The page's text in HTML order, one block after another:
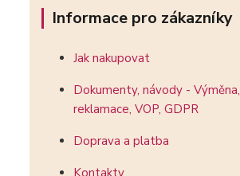
Informace pro zákazníky
Jak nakupovat
Dokumenty, návody - Výměna,
reklamace, VOP, GDPR
Doprava a platba
Kontakty